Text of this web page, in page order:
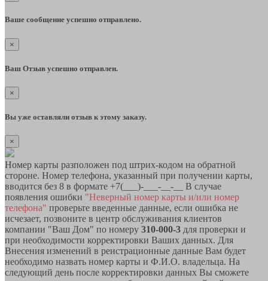
Ваше сообщение успешно отправлено.
×
Ваш Отзыв успешно отправлен.
×
Вы уже оставляли отзыв к этому заказу.
×
Номер карты разположен под штрих-кодом на обратной
стороне. Номер телефона, указанный при получении карты,
вводится без 8 в формате +7(___)-___-__-__ В случае
появления ошибки "Неверный номер карты и/или номер
телефона" проверьте введенные данные, если ошибка не
исчезает, позвоните в центр обслуживания клиентов
компании "Ваш Дом" по номеру 310-000-3 для проверки и
при необходимости корректировки Ваших данных. Для
Внесения изменений в реистрационные данные Вам будет
необходимо назвать номер карты и Ф.И.О. владельца. На
следующий день после корректировки данных Вы сможете